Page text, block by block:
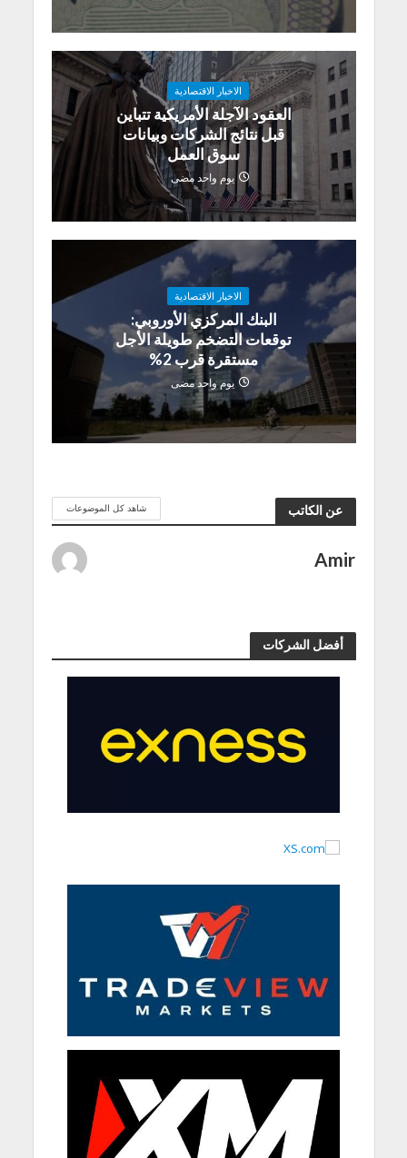
الاخبار الاقتصادية
العقود الآجلة الأمريكية تتباين
قبل نتائج الشركات وبيانات
سوق العمل
يوم واحد مضى
الاخبار الاقتصادية
البنك المركزي الأوروبي:
توقعات التضخم طويلة الأجل
مستقرة قرب 2%
يوم واحد مضى
عن الكاتب شاهد كل الموضوعات
Amir
أفضل الشركات